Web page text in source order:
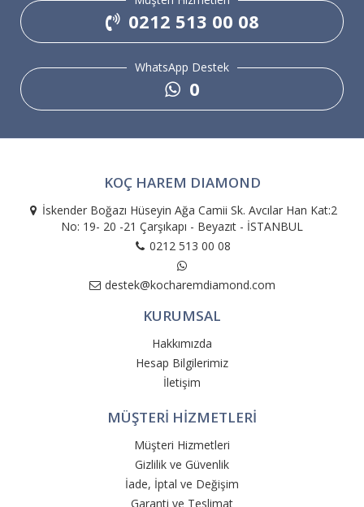
0212 513 00 08
WhatsApp Destek
0
KOÇ HAREM DIAMOND
İskender Boğazı Hüseyin Ağa Camii Sk. Avcılar Han Kat:2
No: 19- 20 -21 Çarşıkapı - Beyazıt - İSTANBUL
0212 513 00 08
destek@kocharemdiamond.com
KURUMSAL
Hakkımızda
Hesap Bilgilerimiz
İletişim
MÜŞTERİ HİZMETLERİ
Müşteri Hizmetleri
Gizlilik ve Güvenlik
İade, İptal ve Değişim
Garanti ve Teslimat